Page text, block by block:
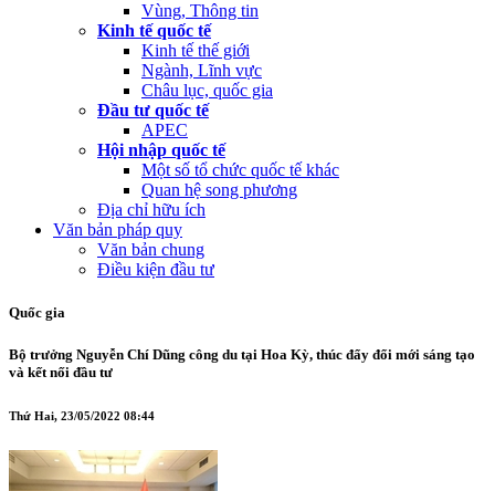
Vùng, Thông tin
Kinh tế quốc tế
Kinh tế thế giới
Ngành, Lĩnh vực
Châu lục, quốc gia
Đầu tư quốc tế
APEC
Hội nhập quốc tế
Một số tổ chức quốc tế khác
Quan hệ song phương
Địa chỉ hữu ích
Văn bản pháp quy
Văn bản chung
Điều kiện đầu tư
Quốc gia
Bộ trưởng Nguyễn Chí Dũng công du tại Hoa Kỳ, thúc đẩy đổi mới sáng tạo
và kết nối đầu tư
Thứ Hai, 23/05/2022 08:44